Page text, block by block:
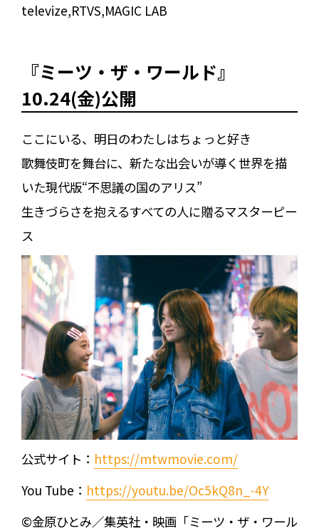
televize,RTVS,MAGIC LAB
『ミーツ・ザ・ワールド』
10.24(金)公開
ここにいる、明日のわたしはちょっと好き
歌舞伎町を舞台に、新たな出会いが導く世界を描
いた現代版“不思議の国のアリス”
生きづらさを抱えるすべての人に贈るマスターピー
ス
公式サイト： https://mtwmovie.com/
You Tube： https://youtu.be/Oc5kQ8n_-4Y
©金原ひとみ／集英社・映画「ミーツ・ザ・ワール